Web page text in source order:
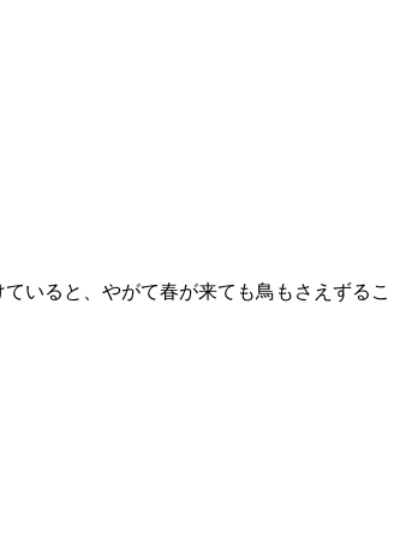
いると、やがて春が来ても鳥もさえずるこ